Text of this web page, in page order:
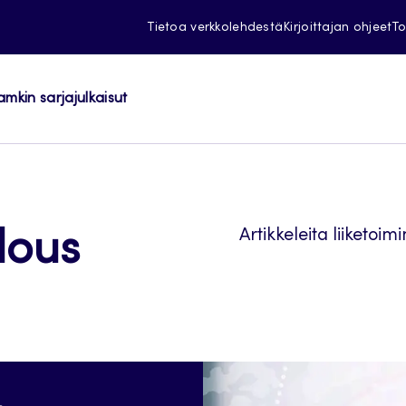
Tietoa verkkolehdestäKirjoittajan ohjeet
sarjajulkaisut
Artikkeleita